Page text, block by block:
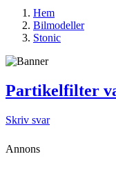
Hem
Bilmodeller
Stonic
Partikelfilter
Skriv svar
Annons